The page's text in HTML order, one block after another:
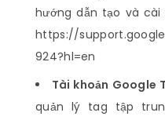
hướng dẫn tạo và cài
https://
924?hl=en
Tài khoản Google
quản lý tag tập